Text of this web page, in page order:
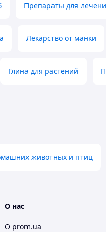
Препараты для
Лекарство от манки
Глина для растений
животных и птиц
О нас
О prom.ua